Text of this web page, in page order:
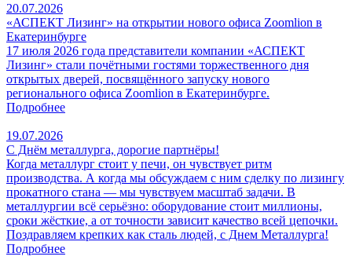
20.07.2026
«АСПЕКТ Лизинг» на открытии нового офиса Zoomlion в
Екатеринбурге
17 июля 2026 года представители компании «АСПЕКТ
Лизинг» стали почётными гостями торжественного дня
открытых дверей, посвящённого запуску нового
регионального офиса Zoomlion в Екатеринбурге.
Подробнее
19.07.2026
С Днём металлурга, дорогие партнёры!
Когда металлург стоит у печи, он чувствует ритм
производства. А когда мы обсуждаем с ним сделку по лизингу
прокатного стана — мы чувствуем масштаб задачи. В
металлургии всё серьёзно: оборудование стоит миллионы,
сроки жёсткие, а от точности зависит качество всей цепочки.
Поздравляем крепких как сталь людей, с Днем Металлурга!
Подробнее